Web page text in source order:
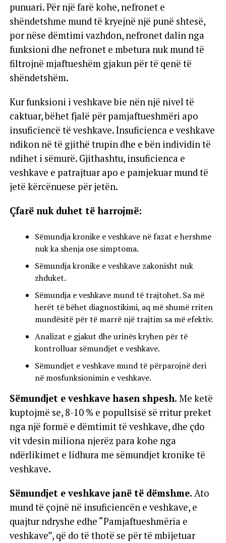
punuari. Për një farë kohe, nefronet e
shëndetshme mund të kryejnë një punë shtesë,
por nëse dëmtimi vazhdon, nefronet dalin nga
funksioni dhe nefronet e mbetura nuk mund të
filtrojnë mjaftueshëm gjakun për të qenë të
shëndetshëm.
Kur funksioni i veshkave bie nën një nivel të
caktuar, bëhet fjalë për pamjaftueshmëri apo
insuficiencë të veshkave. Insuficienca e veshkave
ndikon në të gjithë trupin dhe e bën individin të
ndihet i sëmurë. Gjithashtu, insuficienca e
veshkave e patrajtuar apo e pamjekuar mund të
jetë kërcënuese për jetën.
Çfarë nuk duhet të harrojmë:
Sëmundja kronike e veshkave në fazat e hershme
nuk ka shenja ose simptoma.
Sëmundja kronike e veshkave zakonisht nuk
zhduket.
Sëmundja e veshkave mund të trajtohet. Sa më
herët të bëhet diagnostikimi, aq më shumë rriten
mundësitë për të marrë një trajtim sa më efektiv.
Analizat e gjakut dhe urinës kryhen për të
kontrolluar sëmundjet e veshkave.
Sëmundjet e veshkave mund të përparojnë deri
në mosfunksionimin e veshkave.
Sëmundjet e veshkave hasen shpesh. Me ketë
kuptojmë se, 8-10 % e popullsisë së rritur preket
nga një formë e dëmtimit të veshkave, dhe çdo
vit vdesin miliona njerëz para kohe nga
ndërlikimet e lidhura me sëmundjet kronike të
veshkave.
Sëmundjet e veshkave janë të dëmshme. Ato
mund të çojnë në insuficiencën e veshkave, e
quajtur ndryshe edhe “Pamjaftueshmëria e
veshkave”, që do të thotë se për të mbijetuar